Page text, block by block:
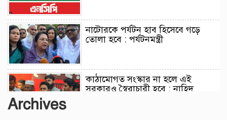
নাটোরকে পর্যটন হাব হিসেবে গড়ে
তোলা হবে : পর্যটনমন্ত্রী
কাঠামোগত সংস্কার না হলে এই
সরকারও স্বৈরাচারী হবে : নাহিদ
Archives